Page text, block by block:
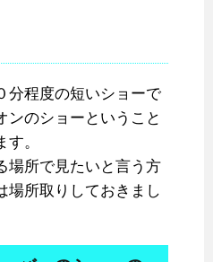
分程度の短いショーで
ンのショーということ
。
場所で見たいと言う方
場所取りしておきまし